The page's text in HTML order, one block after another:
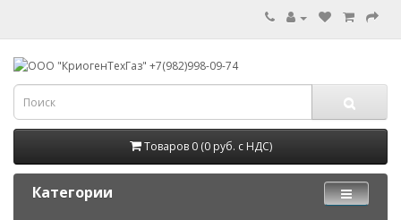
Товаров 0 (0 руб. с НДС)
Категории